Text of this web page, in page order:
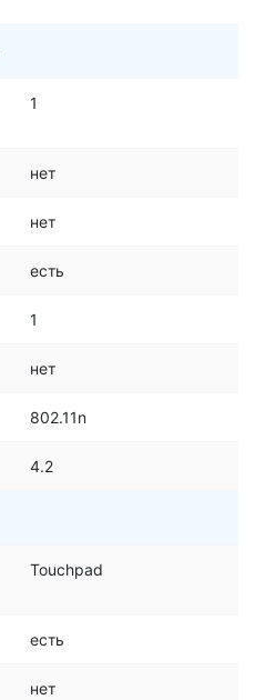
1
нет
нет
есть
1
нет
802.11n
4.2
Touchpad
есть
нет